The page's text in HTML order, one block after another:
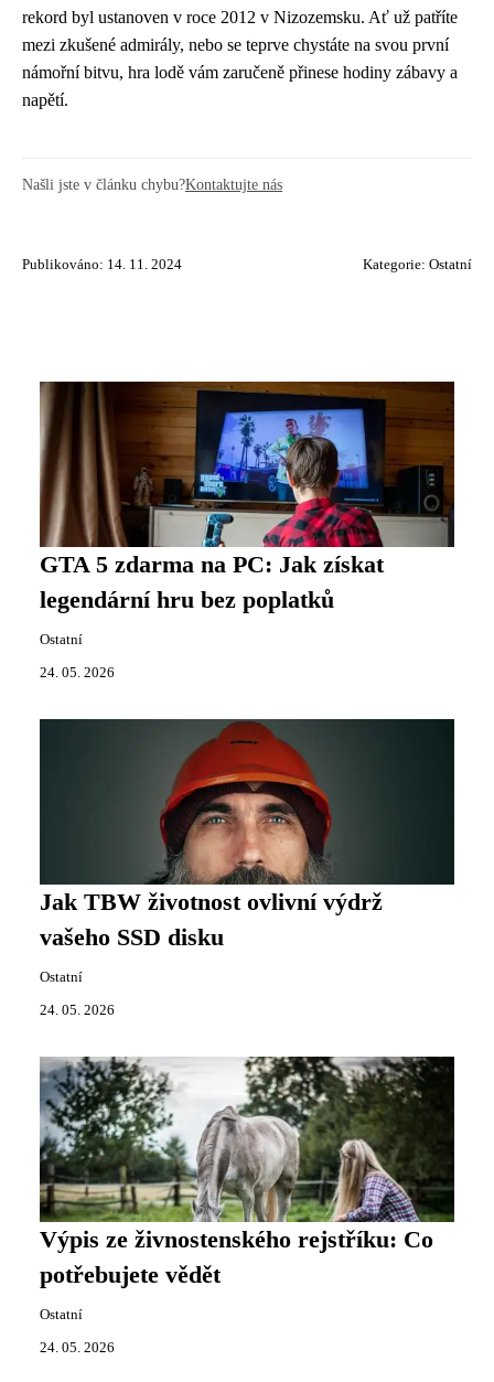
rekord byl ustanoven v roce 2012 v Nizozemsku. Ať už patříte
mezi zkušené admirály, nebo se teprve chystáte na svou první
námořní bitvu, hra lodě vám zaručeně přinese hodiny zábavy a
napětí.
Našli jste v článku chybu?Kontaktujte nás
Publikováno: 14. 11. 2024 Kategorie: Ostatní
GTA 5 zdarma na PC: Jak získat
legendární hru bez poplatků
Ostatní
24. 05. 2026
Jak TBW životnost ovlivní výdrž
vašeho SSD disku
Ostatní
24. 05. 2026
Výpis ze živnostenského rejstříku: Co
potřebujete vědět
Ostatní
24. 05. 2026